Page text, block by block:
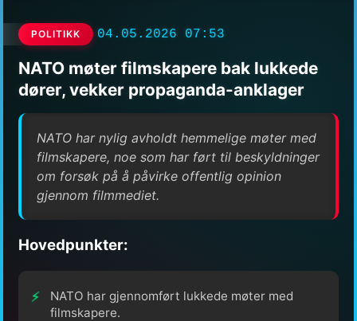
POLITIKK 04.05.2026 07:53
NATO møter filmskapere bak lukkede
dører, vekker propaganda-anklager
NATO har nylig avholdt hemmelige møter med
filmskapere, noe som har ført til beskyldninger
om forsøk på å påvirke offentlig opinion
gjennom filmmediet.
Hovedpunkter:
NATO har gjennomført lukkede møter med
filmskapere.